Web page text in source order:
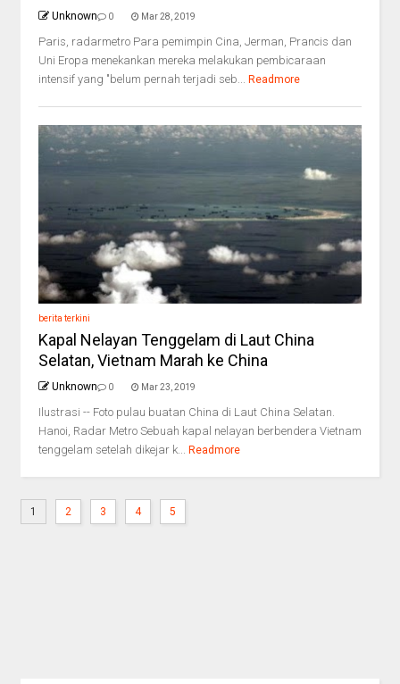
Unknown 0 Mar 28, 2019
Paris, radarmetro Para pemimpin Cina, Jerman, Prancis dan
Uni Eropa menekankan mereka melakukan pembicaraan
intensif yang "belum pernah terjadi seb... Readmore
berita terkini
Kapal Nelayan Tenggelam di Laut China
Selatan, Vietnam Marah ke China
Unknown 0 Mar 23, 2019
Ilustrasi -- Foto pulau buatan China di Laut China Selatan.
Hanoi, Radar Metro Sebuah kapal nelayan berbendera Vietnam
tenggelam setelah dikejar k... Readmore
1 2 3 4 5